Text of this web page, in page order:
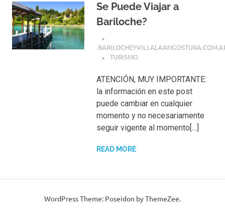
Se Puede Viajar a
Bariloche?
TURISMO
ATENCIÓN, MUY IMPORTANTE:
la información en este post
puede cambiar en cualquier
momento y no necesariamente
seguir vigente al momento[…]
READ MORE
WordPress Theme: Poseidon by ThemeZee.